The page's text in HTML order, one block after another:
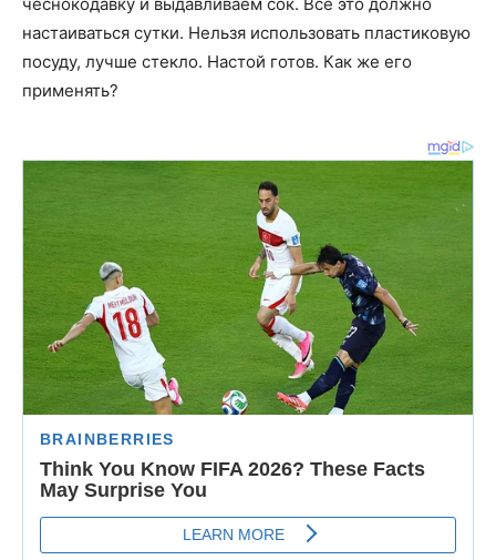
настаиваться сутки. Нельзя использовать пластиковую
посуду, лучше стекло. Настой готов. Как же его
применять?